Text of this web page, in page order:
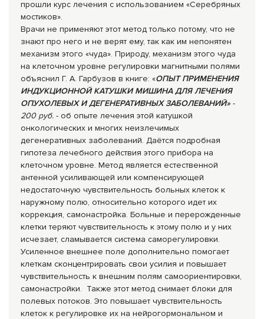
прошли курс лечения с использованием «Серебряных
мостиков».
Врачи не применяют этот метод только потому, что не
знают про него и не верят ему, так как им непонятен
механизм этого «чуда». Природу, механизм этого чуда
на клеточном уровне регулировки магнитными полями
объяснил Г. А. Гарбузов в книге: «ОПЫТ ПРИМЕНЕНИЯ
ИНДУКЦИОННОЙ КАТУШКИ МИШИНА ДЛЯ ЛЕЧЕНИЯ
ОПУХОЛЕВЫХ И ДЕГЕНЕРАТИВНЫХ ЗАБОЛЕВАНИЙ» -
200 руб. - об опыте лечения этой катушкой
онкологических и многих неизлечимых
дегенеративных заболеваний. Даётся подробная
гипотеза лечебного действия этого прибора на
клеточном уровне. Метод является естественной
антенной усиливающей или компенсирующей
недостаточную чувствительность больных клеток к
наружному полю, относительно которого идет их
коррекция, самонастройка. Больные и перерожденные
клетки теряют чувствительность к этому полю и у них
исчезает, сламывается система саморегулировки.
Усиленное внешнее поле дополнительно помогает
клеткам сконцентрировать свои усилия и повышает
чувствительность к внешним полям самоориентировки,
самонастройки. Также этот метод снимает блоки для
полевых потоков. Это повышает чувствительность
клеток к регулировке их на нейрогормональном и